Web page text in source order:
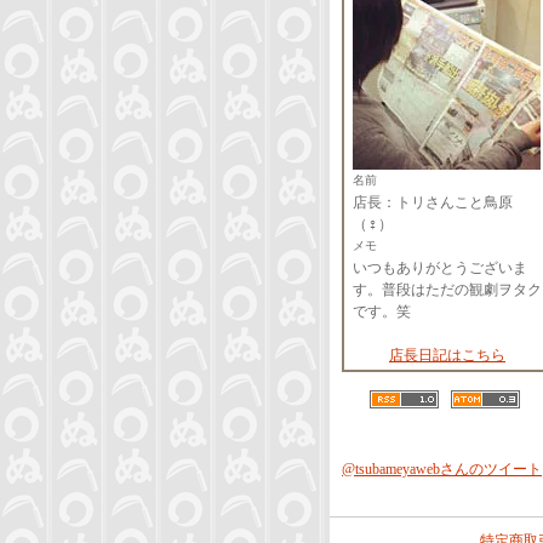
名前
店長：トリさんこと鳥原
（♀）
メモ
いつもありがとうございま
す。普段はただの観劇ヲタク
です。笑
店長日記はこちら
@tsubameyawebさんのツイート